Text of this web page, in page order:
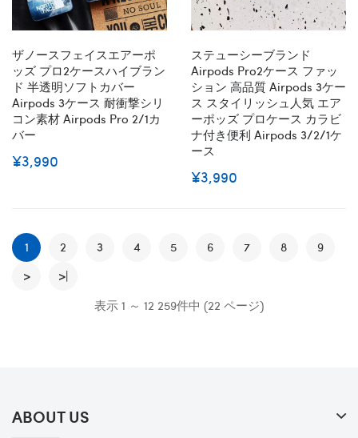
ザノースフェイスエアーポ
ッズ プロ2ケースハイブラン
ド 半透明ソフトカバー
Airpods 3ケース 耐衝撃シリ
コン素材 Airpods Pro 2/1カ
バー
¥3,990
ステューシーブランド
Airpods Pro2ケース ファッ
ション 高品質 Airpods 3ケー
ス スタイリッシュ人気 エア
ーポッズ プロケース カラビ
ナ付き便利 Airpods 3/2/1ケ
ース
¥3,990
1 2 3 4 5 6 7 8
9
>
>|
表示 1 ～ 12 259件中 (22 ページ)
ABOUT US